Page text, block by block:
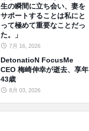
生の瞬間に立ち会い、妻を
サポートすることは私にと
って極めて重要なことだっ
た。」
7月 16, 2026
DetonatioN FocusMe
CEO 梅崎伸幸が逝去、享年
43歳
8月 03, 2026